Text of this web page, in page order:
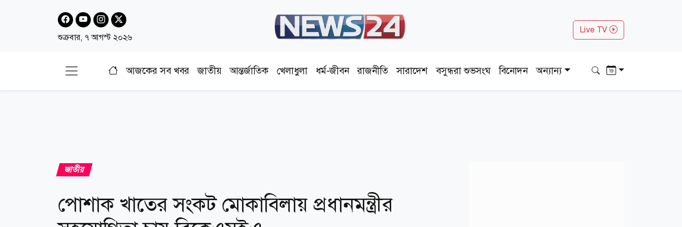
শুক্রবার, ৭ আগস্ট ২০২৬
Live TV
আজকের সব খবর জাতীয় আন্তর্জাতিক খেলাধুলা ধর্ম-জীবন রাজনীতি সারাদেশ বসুন্ধরা শুভসংঘ বিনোদন অন্যান্য
জাতীয়
পোশাক খাতের সংকট মোকাবিলায় প্রধানমন্ত্রীর